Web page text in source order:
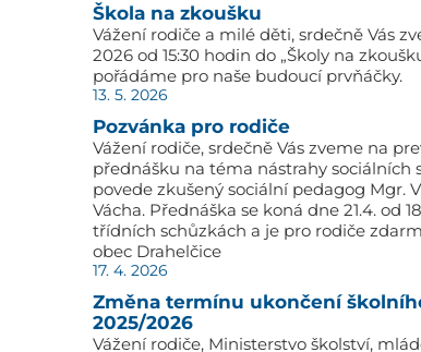
Škola na zkoušku
Vážení rodiče a milé děti, srdečně Vás
2026 od 15:30 hodin do „Školy na
pořádáme pro naše budoucí prvňáčky.
13. 5. 2026
Pozvánka pro rodiče
Vážení rodiče, srdečně Vás zveme na
přednášku na téma nástrahy sociálních
povede zkušený sociální pedagog Mgr.
Vácha. Přednáška se koná dne 21.4. od
třídních schůzkách a je pro rodiče
obec Drahelčice
17. 4. 2026
Změna termínu ukončení
2025/2026
Vážení rodiče, Ministerstvo školství,